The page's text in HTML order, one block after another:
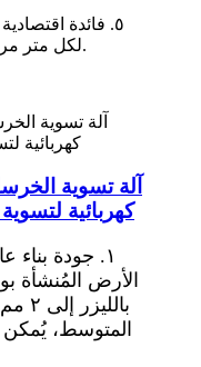
لكل متر مربع مقارنةً بالطريقة التقليدية.
آلة تسوية
كهربائية
١. جودة
الأرض المُنشأة